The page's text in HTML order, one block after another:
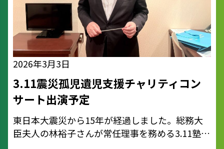
2026年3月3日
3.11震災孤児遺児支援チャリティコン
サート出演予定
東日本大震災から15年が経過しました。総務大
臣夫人の林裕子さんが常任理事を務める3.11塾